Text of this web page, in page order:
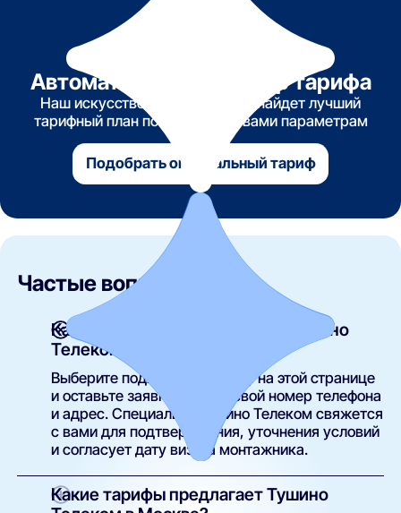
Автоматический подбор тарифа
Наш искусственный интеллект найдет лучший
тарифный план по указанным вами параметрам
Подобрать оптимальный тариф
Частые вопросы
Как подключить интернет от Тушино
Телеком?
Выберите подходящий тариф на этой странице
и оставьте заявку, указав свой номер телефона
и адрес. Специалист Тушино Телеком свяжется
с вами для подтверждения, уточнения условий
и согласует дату визита монтажника.
Какие тарифы предлагает Тушино